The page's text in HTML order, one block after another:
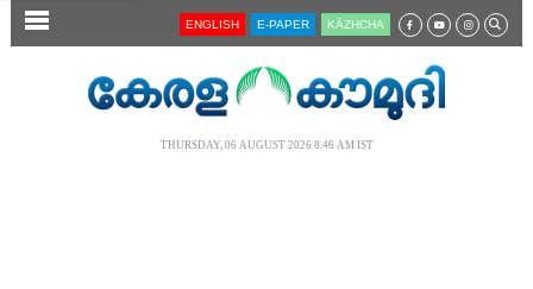
SECTIONS ENGLISH E-PAPER KĀZHCHA
THURSDAY, 06 AUGUST 2026 8.46 AM IST